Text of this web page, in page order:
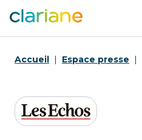
Accueil Espace presse